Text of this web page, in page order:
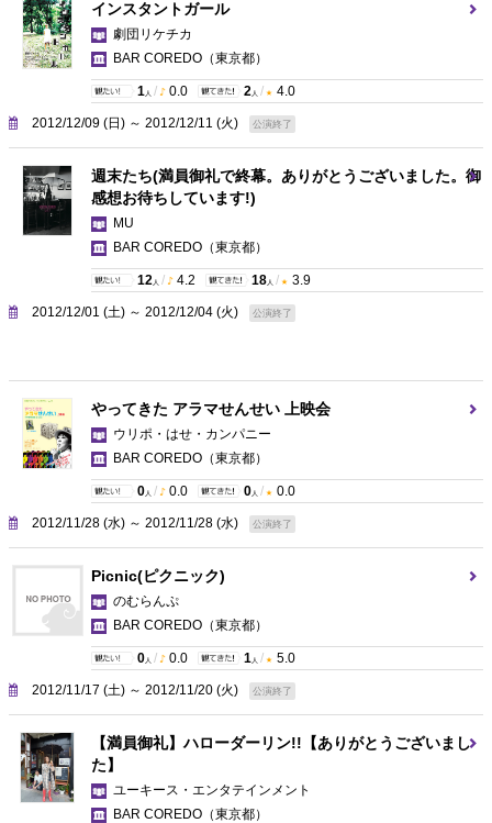
インスタントガール
劇団リケチカ
BAR COREDO （東京都）
1 人 / 0.0 2 人 / 4.0
2012/12/09 (日) ～ 2012/12/11 (火) 公演終了
週末たち(満員御礼で終幕。ありがとうございました。御
感想お待ちしています!)
MU
BAR COREDO （東京都）
12 人 / 4.2 18 人 / 3.9
2012/12/01 (土) ～ 2012/12/04 (火) 公演終了
やってきた アラマせんせい 上映会
ウリポ・はせ・カンパニー
BAR COREDO （東京都）
0 人 / 0.0 0 人 / 0.0
2012/11/28 (水) ～ 2012/11/28 (水) 公演終了
Picnic(ピクニック)
のむらんぷ
BAR COREDO （東京都）
0 人 / 0.0 1 人 / 5.0
2012/11/17 (土) ～ 2012/11/20 (火) 公演終了
【満員御礼】ハローダーリン!!【ありがとうございまし
た】
ユーキース・エンタテインメント
BAR COREDO （東京都）